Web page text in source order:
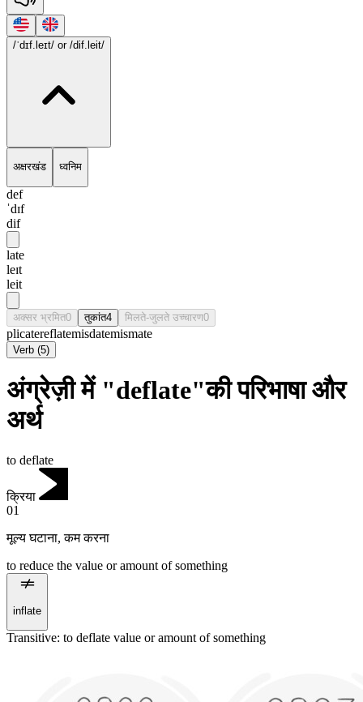
/ˈdɪf.leɪt/ or /dif.leit/
अक्षरखंड ध्वनिम
def
ˈdɪf
dif
late
leɪt
leit
अक्सर भ्रमित0 तुकांत4 मिलते-जुलते उच्चारण0
plicatereflatemisdatemismate
Verb (5)
अंग्रेज़ी में "deflate"की परिभाषा और
अर्थ
to deflate
क्रिया
01
मूल्य घटाना,कम करना
to reduce the value or amount of something
inflate
Transitive: to deflate value or amount of something